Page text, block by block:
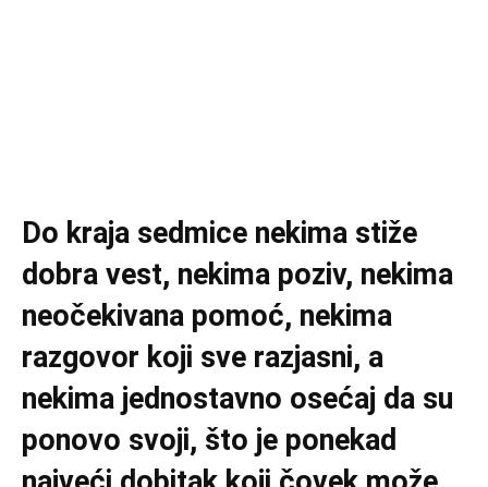
Do kraja sedmice nekima stiže
dobra vest, nekima poziv, nekima
neočekivana pomoć, nekima
razgovor koji sve razjasni, a
nekima jednostavno osećaj da su
ponovo svoji, što je ponekad